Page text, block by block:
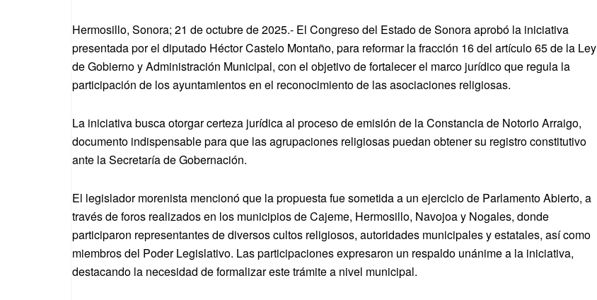
Hermosillo, Sonora; 21 de octubre de 2025.- El Congreso del Estado de Sonora aprobó la iniciativa
presentada por el diputado Héctor Castelo Montaño, para reformar la fracción 16 del artículo 65 de la Ley
de Gobierno y Administración Municipal, con el objetivo de fortalecer el marco jurídico que regula la
participación de los ayuntamientos en el reconocimiento de las asociaciones religiosas.
La iniciativa busca otorgar certeza jurídica al proceso de emisión de la Constancia de Notorio Arraigo,
documento indispensable para que las agrupaciones religiosas puedan obtener su registro constitutivo
ante la Secretaría de Gobernación.
El legislador morenista mencionó que la propuesta fue sometida a un ejercicio de Parlamento Abierto, a
través de foros realizados en los municipios de Cajeme, Hermosillo, Navojoa y Nogales, donde
participaron representantes de diversos cultos religiosos, autoridades municipales y estatales, así como
miembros del Poder Legislativo. Las participaciones expresaron un respaldo unánime a la iniciativa,
destacando la necesidad de formalizar este trámite a nivel municipal.